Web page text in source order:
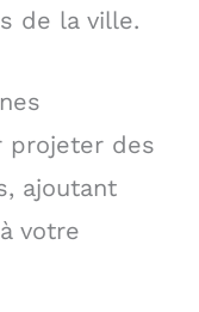
de la ville.
projeter des
ajoutant
votre